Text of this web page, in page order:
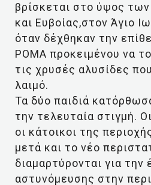
βρίσκεται στο ύψος
και Ευβοίας,στον Άγιο
όταν δέχθηκαν την
ΡΟΜΑ προκειμένου να
τις χρυσές αλυσίδες
λαιμό.
Τα δύο παιδιά
την τελευταία στιγμή.
οι κάτοικοι της
μετά και το νέο
διαμαρτύρονται για την
αστυνόμευσης στην